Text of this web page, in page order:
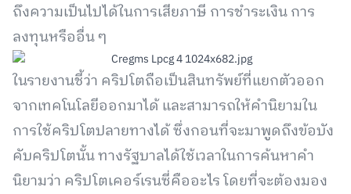
ถึงความเป็นไปได้ในการเสียภาษี การชำระเงิน การ
ลงทุนหรืออื่น ๆ
ในรายงานชี้ว่า คริปโตถือเป็นสินทรัพย์ที่แยกตัวออก
จากเทคโนโลยีออกมาได้ และสามารถให้คำนิยามใน
การใช้คริปโตปลายทางได้ ซึ่งกอนที่จะมาพูดถึงข้อบัง
คับคริปโตนั้น ทางรัฐบาลได้ใช้เวลาในการค้นหาคำ
นิยามว่า คริปโตเคอร์เรนซี่คืออะไร โดยที่จะต้องมอง